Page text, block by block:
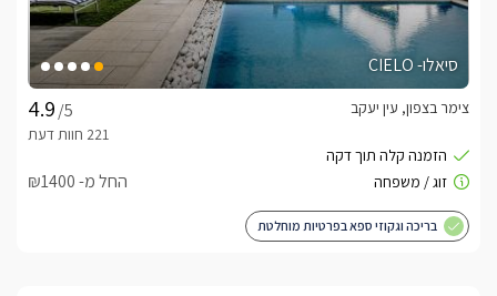
חורף קסום ויוקרתי
חוויית האירוח של קפלנד מושלמת למתארחים בחורף, בעיקר הודות
למראה הקסום הנפלא ששורר כאן. בתוך המתחם תוכלו להתפנק
בבריכת זרמים חמה ומקורה  ולצידה שתי מתקני סאונה יבשה, קמין
סיאלו- CIELO
/5
צימר בצפון, עין יעקב
החל מ- ₪1400
בריכה וגקוזי ספא בפרטיות מוחלטת